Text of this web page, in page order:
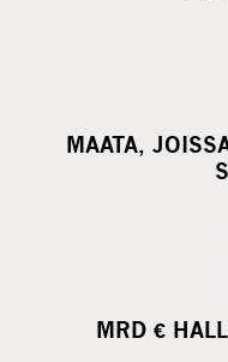
MAATA,
MRD €